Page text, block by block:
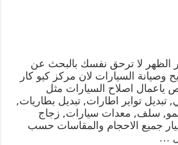
الظهر لا ترحق نفسك بالبحث عن
السيارات لان مركز كيو كار
اصلاح السيارات مثل
تبديل تواير اطارات, تبديل بطاريات,
سلف, معدات سيارات, زجاج
جميع الاحجام والمقاسات حسب
…